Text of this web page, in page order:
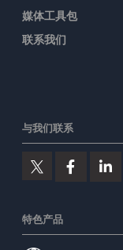
媒体工具包
联系我们
与我们联系
特色产品